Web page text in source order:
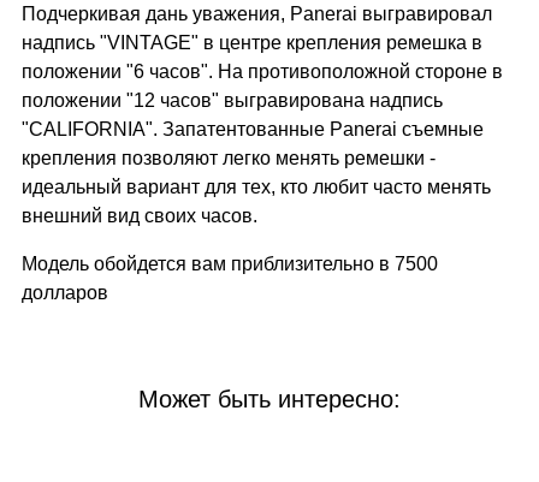
Подчеркивая дань уважения, Panerai выгравировал
надпись "VINTAGE" в центре крепления ремешка в
положении "6 часов". На противоположной стороне в
положении "12 часов" выгравирована надпись
"CALIFORNIA". Запатентованные Panerai съемные
крепления позволяют легко менять ремешки -
идеальный вариант для тех, кто любит часто менять
внешний вид своих часов.
Модель обойдется вам приблизительно в 7500
долларов
Может быть интересно: